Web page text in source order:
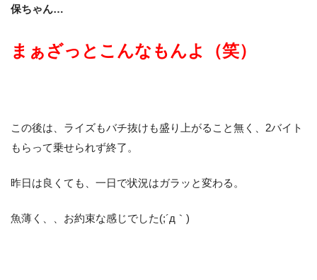
保ちゃん…
まぁざっとこんなもんよ（笑）
この後は、ライズもバチ抜けも盛り上がること無く、2バイト
もらって乗せられず終了。
昨日は良くても、一日で状況はガラッと変わる。
魚薄く、、お約束な感じでした(;´д｀)